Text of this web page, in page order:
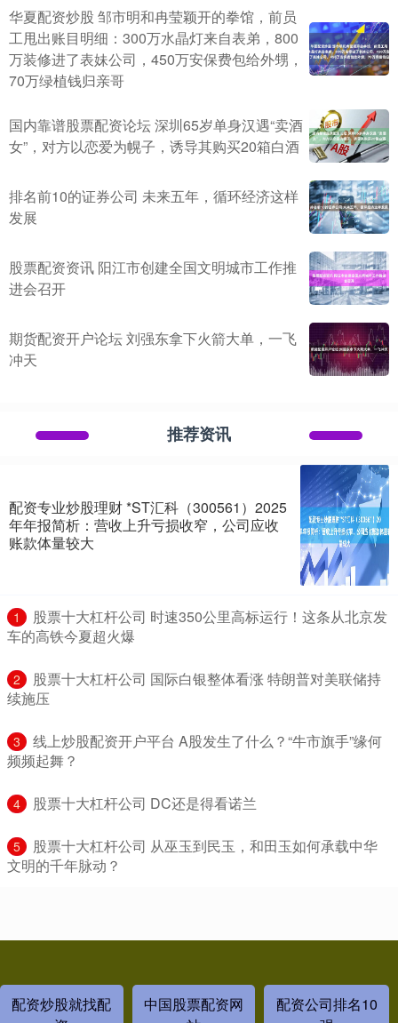
华夏配资炒股 邹市明和冉莹颖开的拳馆，前员
工甩出账目明细：300万水晶灯来自表弟，800
万装修进了表妹公司，450万安保费包给外甥，
70万绿植钱归亲哥
国内靠谱股票配资论坛 深圳65岁单身汉遇“卖酒
女”，对方以恋爱为幌子，诱导其购买20箱白酒
排名前10的证券公司 未来五年，循环经济这样
发展
股票配资资讯 阳江市创建全国文明城市工作推
进会召开
期货配资开户论坛 刘强东拿下火箭大单，一飞
冲天
推荐资讯
配资专业炒股理财 *ST汇科（300561）2025
年年报简析：营收上升亏损收窄，公司应收
账款体量较大
1
​股票十大杠杆公司 时速350公里高标运行！这条从北京发
车的高铁今夏超火爆
2
​股票十大杠杆公司 国际白银整体看涨 特朗普对美联储持
续施压
3
​线上炒股配资开户平台 A股发生了什么？“牛市旗手”缘何
频频起舞？
4 ​股票十大杠杆公司 DC还是得看诺兰
5
​股票十大杠杆公司 从巫玉到民玉，和田玉如何承载中华
文明的千年脉动？
配资炒股就找配
中国股票配资网
配资公司排名10